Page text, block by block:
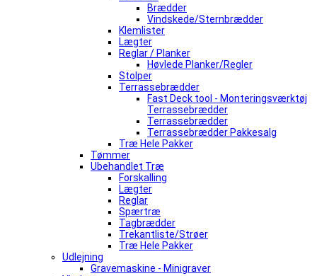
Brædder
Vindskede/Sternbrædder
Klemlister
Lægter
Reglar / Planker
Høvlede Planker/Regler
Stolper
Terrassebrædder
Fast Deck tool - Monteringsværktøj
Terrassebrædder
Terrassebrædder
Terrassebrædder Pakkesalg
Træ Hele Pakker
Tømmer
Ubehandlet Træ
Forskalling
Lægter
Reglar
Spærtræ
Tagbrædder
Trekantliste/Strøer
Træ Hele Pakker
Udlejning
Gravemaskine - Minigraver